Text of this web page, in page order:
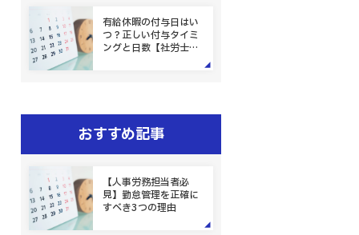
有給休暇の付与日はい
つ？正しい付与タイミ
ングと日数【社労士解
おすすめ記事
【人事労務担当者必
見】勤怠管理を正確に
すべき3つの理由